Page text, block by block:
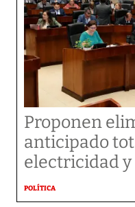
Proponen
anticipado
electricidad y
POLÍTICA